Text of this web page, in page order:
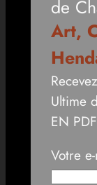
de
Art,
Ultime
EN PDF
Votre